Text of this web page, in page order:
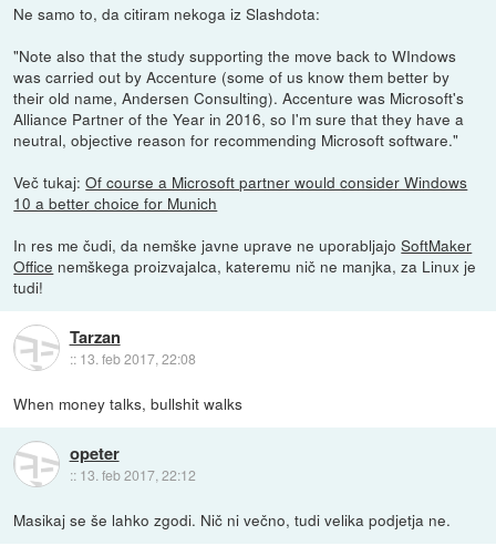
Ne samo to, da citiram nekoga iz Slashdota:
"Note also that the study supporting the move back to WIndows
was carried out by Accenture (some of us know them better by
their old name, Andersen Consulting). Accenture was Microsoft's
Alliance Partner of the Year in 2016, so I'm sure that they have a
neutral, objective reason for recommending Microsoft software."
Več tukaj:Of course a Microsoft partner would consider Windows
10 a better choice for Munich
In res me čudi, da nemške javne uprave ne uporabljajoSoftMaker
Office nemškega proizvajalca, kateremu nič ne manjka, za Linux je
tudi!
Tarzan
:: 13. feb 2017, 22:08
When money talks, bullshit walks
opeter
:: 13. feb 2017, 22:12
Masikaj se še lahko zgodi. Nič ni večno, tudi velika podjetja ne.